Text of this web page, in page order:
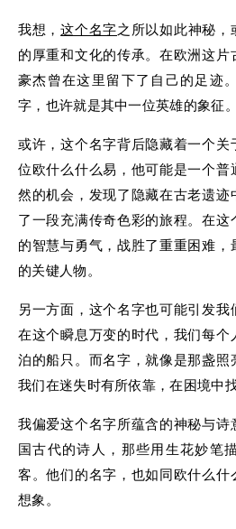
我想，这个名字之所以如此神秘，
的厚重和文化的传承。在欧洲这
豪杰曾在这里留下了自己的足迹
字，也许就是其中一位英雄的象征。
或许，这个名字背后隐藏着一个
位欧什么什么易，他可能是一个
然的机会，发现了隐藏在古老遗
了一段充满传奇色彩的旅程。在这
的智慧与勇气，战胜了重重困难
的关键人物。
另一方面，这个名字也可能引发我
在这个瞬息万变的时代，我们每
泊的船只。而名字，就像是那盏照
我们在迷失时有所依靠，在困境中找
我偏爱这个名字所蕴含的神秘与
国古代的诗人，那些用生花妙笔
客。他们的名字，也如同欧什么什
想象。